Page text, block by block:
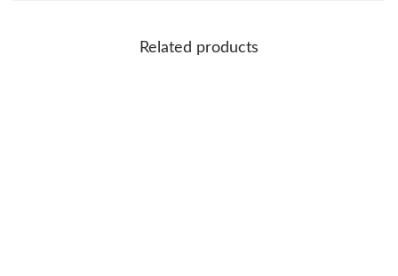
Related products